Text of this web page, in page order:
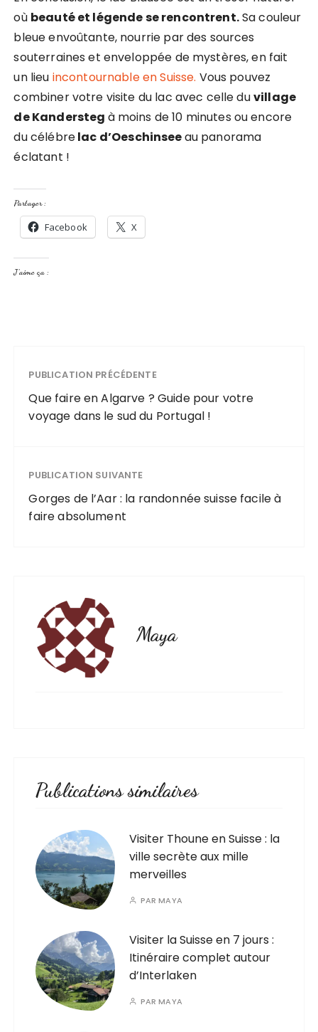
où beauté et légende se rencontrent.Sa couleur
bleue envoûtante, nourrie par des sources
souterraines et enveloppée de mystères, en fait
un lieu incontournable en Suisse. Vous pouvez
combiner votre visite du lac avec celle duvillage
de Kandersteg à moins de 10 minutes ou encore
du célébrelac d’Oeschinseeau panorama
éclatant !
Partager :
Facebook X
J’aime ça :
PUBLICATION PRÉCÉDENTE
Que faire en Algarve ? Guide pour votre
voyage dans le sud du Portugal !
PUBLICATION SUIVANTE
Gorges de l’Aar : la randonnée suisse facile à
faire absolument
Maya
Publications similaires
Visiter Thoune en Suisse : la
ville secrète aux mille
merveilles
PARMAYA
Visiter la Suisse en 7 jours :
Itinéraire complet autour
d’Interlaken
PARMAYA